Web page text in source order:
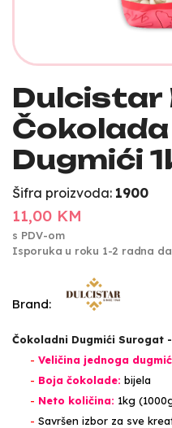
Dulcistar
Dugmići
Šifra proizvoda: 1900
11,00 KM
s PDV-om
Isporuka u roku 1-2 radna
Brand:
Čokoladni Dugmići Surogat
- Veličina jednoga
- Boja čokolade: bijela
- Neto količina: 1kg
- Savršen izbor za sve